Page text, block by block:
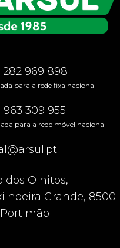
282 969 898
para a rede fixa nacional
963 309 955
para a rede móvel nacional
dos Olhitos,
Grande, 8500-